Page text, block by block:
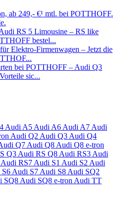
Audi A5 Audi A6 Audi A7 Audi
Audi Q2 Audi Q3 Audi Q4
Q7 Audi Q8 Audi Q8 e-tron
Q3 Audi RS Q8 Audi RS3 Audi
Audi RS7 Audi S1 Audi S2 Audi
Audi S7 Audi S8 Audi SQ2
SQ8 Audi SQ8 e-tron Audi TT